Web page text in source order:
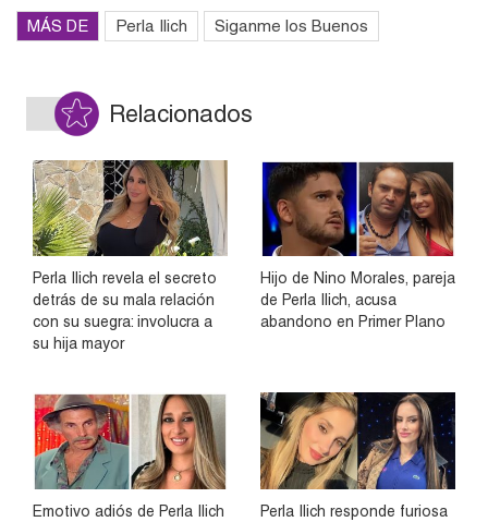
MÁS DE Perla Ilich Siganme los Buenos
Relacionados
Perla Ilich revela el secreto
detrás de su mala relación
con su suegra: involucra a
su hija mayor
Hijo de Nino Morales, pareja
de Perla Ilich, acusa
abandono en Primer Plano
Emotivo adiós de Perla Ilich
Perla Ilich responde furiosa